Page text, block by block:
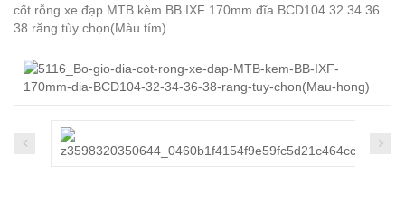
cốt rỗng xe đạp MTB kèm BB IXF 170mm đĩa BCD104 32 34 36
38 răng tùy chọn(Màu tím)